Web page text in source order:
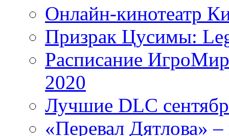
Онлайн-кинотеатр
Призрак Цусимы:
Расписание
2020
Лучшие DLC
«Перевал Дятлова»